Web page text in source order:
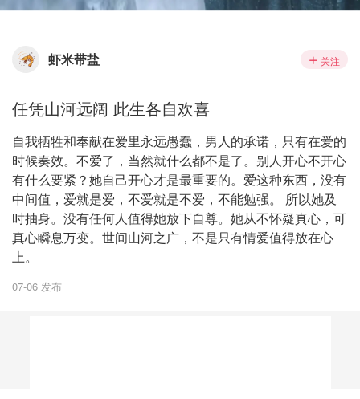
虾米带盐 关注
任凭山河远阔 此生各自欢喜
自我牺牲和奉献在爱里永远愚蠢，男人的承诺，只有在爱的
时候奏效。不爱了，当然就什么都不是了。别人开心不开心
有什么要紧？她自己开心才是最重要的。爱这种东西，没有
中间值，爱就是爱，不爱就是不爱，不能勉强。 所以她及
时抽身。没有任何人值得她放下自尊。她从不怀疑真心，可
真心瞬息万变。世间山河之广，不是只有情爱值得放在心
上。
07-06 发布